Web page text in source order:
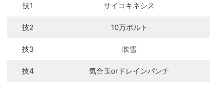
技1 サイコキネシス
技2 10万ボルト
技3 吹雪
技4 気合玉orドレインパンチ